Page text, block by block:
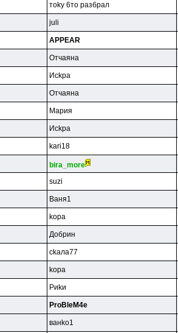
тoky 6тo paзбpaл
juli
APPEAR
Oтчaянa
Иckpa
Oтчaянa
Mapия
Иckpa
kari18
bira_more
suzi
Baня1
kopa
Дoбpин
ckaлa77
kopa
Pиkи
ProBleM4e
вaнko1